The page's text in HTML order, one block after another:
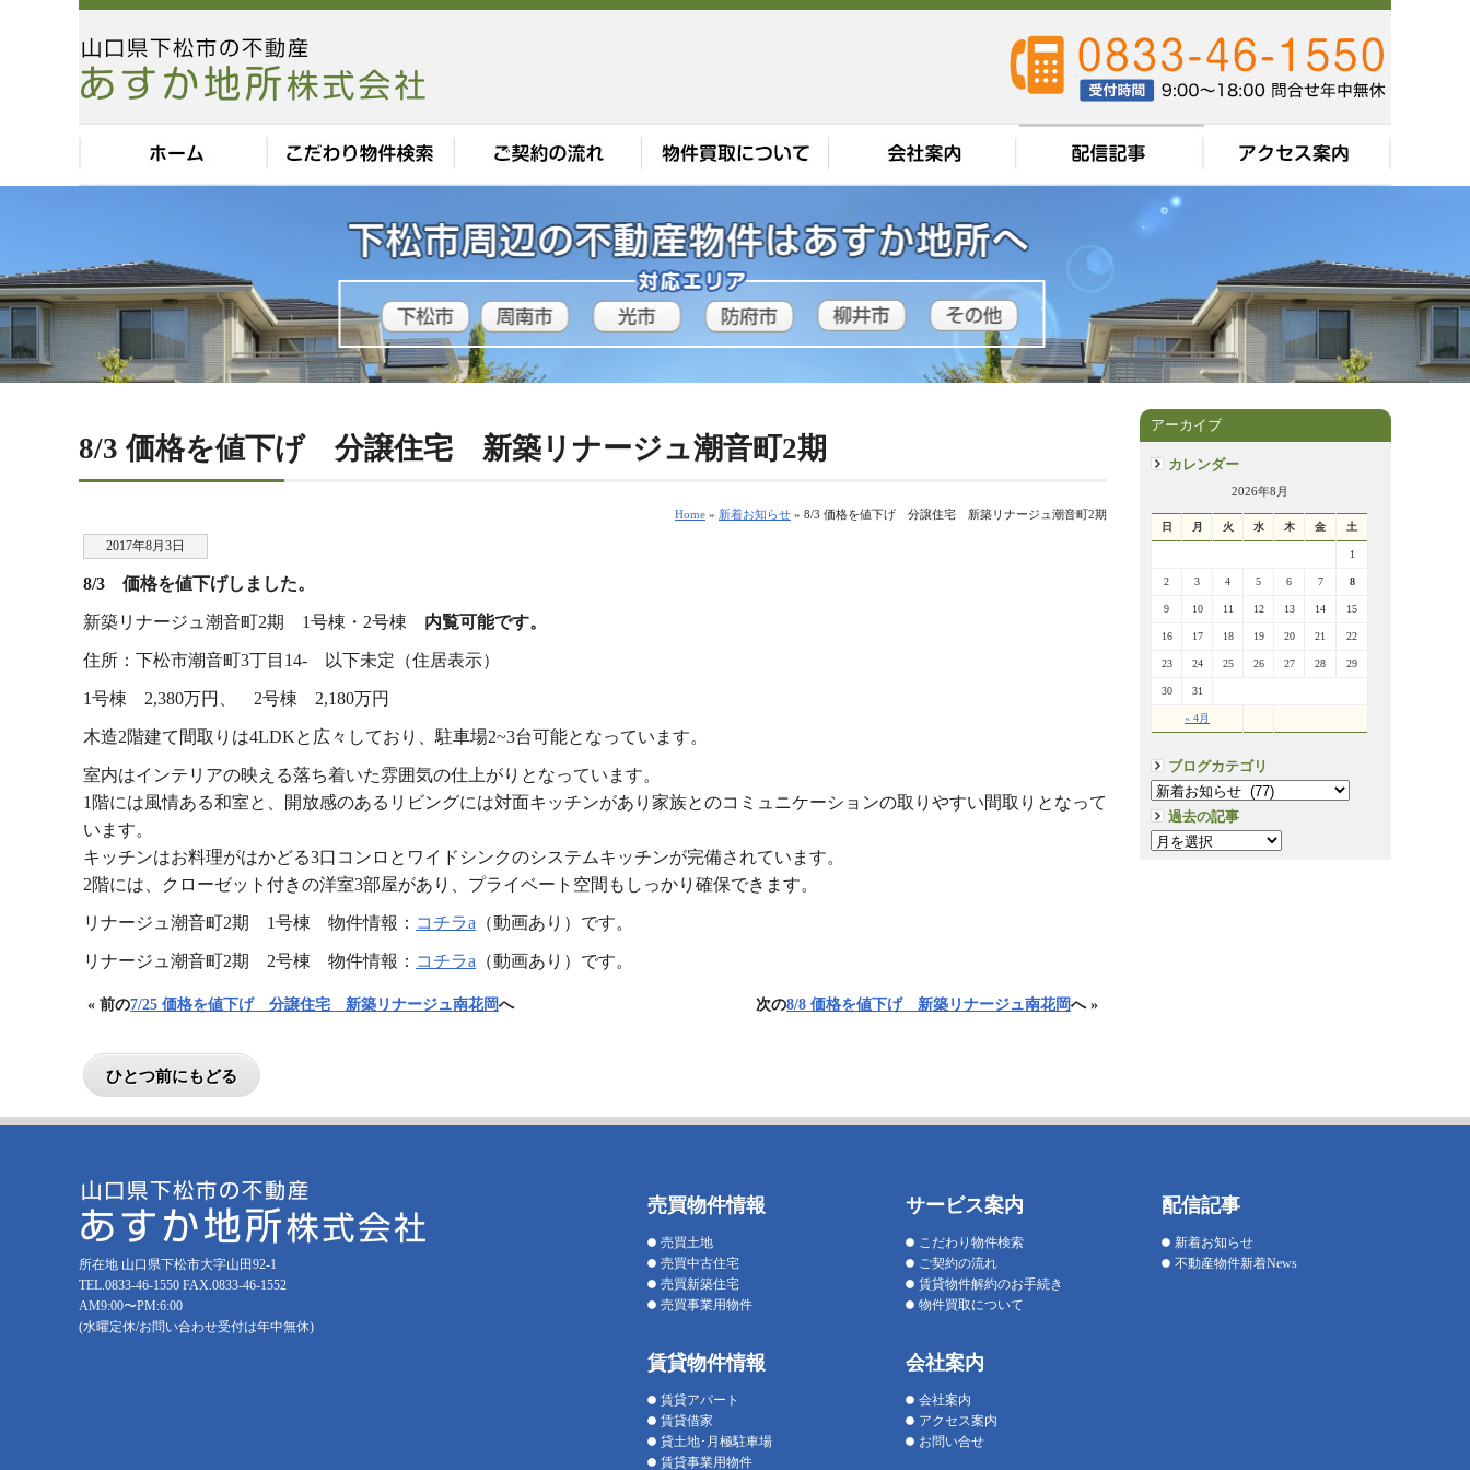
アーカイブ
カレンダー
2026年8月
日 月 火 水 木 金 土
« 4月
1
2 3 4 5 6 7 8
9 10 11 12 13 14 15
16 17 18 19 20 21 22
23 24 25 26 27 28 29
30 31
ブログカテゴリ
過去の記事
8/3 価格を値下げ 分譲住宅 新築リナージュ潮音町2期
Home » 新着お知らせ » 8/3 価格を値下げ 分譲住宅 新築リナージュ潮音町2期
2017年8月3日
8/3 価格を値下げしました。
新築リナージュ潮音町2期 1号棟・2号棟 内覧可能です。
住所：下松市潮音町3丁目14- 以下未定（住居表示）
1号棟 2,380万円、 2号棟 2,180万円
木造2階建て間取りは4LDKと広々しており、駐車場2~3台可能となっています。
室内はインテリアの映える落ち着いた雰囲気の仕上がりとなっています。
1階には風情ある和室と、開放感のあるリビングには対面キッチンがあり家族とのコミュニケーションの取りやすい間取りとなって
います。
キッチンはお料理がはかどる3口コンロとワイドシンクのシステムキッチンが完備されています。
2階には、クローゼット付きの洋室3部屋があり、プライベート空間もしっかり確保できます。
リナージュ潮音町2期 1号棟 物件情報： コチラa （動画あり）です。
リナージュ潮音町2期 2号棟 物件情報： コチラa （動画あり）です。
« 前の7/25 価格を値下げ 分譲住宅 新築リナージュ南花岡へ 次の8/8 価格を値下げ 新築リナージュ南花岡へ »
所在地 山口県下松市大字山田92-1
TEL.0833-46-1550 FAX.0833-46-1552
AM9:00〜PM:6:00
(水曜定休/お問い合わせ受付は年中無休)
売買物件情報
売買土地
売買中古住宅
売買新築住宅
売買事業用物件
賃貸物件情報
賃貸アパート
賃貸借家
貸土地･月極駐車場
賃貸事業用物件
サービス案内
こだわり物件検索
ご契約の流れ
賃貸物件解約のお手続き
物件買取について
会社案内
会社案内
アクセス案内
お問い合せ
配信記事
新着お知らせ
不動産物件新着News